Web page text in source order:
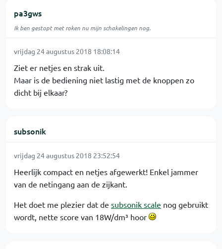
pa3gws
Ik ben gestopt met roken nu mijn schakelingen nog.
vrijdag 24 augustus 2018 18:08:14
Ziet er netjes en strak uit.
Maar is de bediening niet lastig met de knoppen zo
dicht bij elkaar?
subsonik
vrijdag 24 augustus 2018 23:52:54
Heerlijk compact en netjes afgewerkt! Enkel jammer
van de netingang aan de zijkant.
Het doet me plezier dat de subsonik scale nog gebruikt
wordt, nette score van 18W/dm³ hoor